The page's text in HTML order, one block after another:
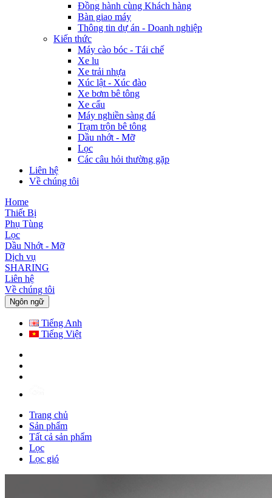
Đồng hành cùng Khách hàng
Bàn giao máy
Thông tin dự án - Doanh nghiệp
Kiến thức
Máy cào bóc - Tái chế
Xe lu
Xe trải nhựa
Xúc lật - Xúc đào
Xe bơm bê tông
Xe cẩu
Máy nghiền sàng đá
Trạm trộn bê tông
Dầu nhớt - Mỡ
Lọc
Các câu hỏi thường gặp
Liên hệ
Về chúng tôi
Home
Thiết Bị
Phụ Tùng
Lọc
Dầu Nhớt - Mỡ
Dịch vụ
SHARING
Liên hệ
Về chúng tôi
Ngôn ngữ
Tiếng Anh
Tiếng Việt
Trang chủ
Sản phẩm
Tất cả sản phẩm
Lọc
Lọc gió